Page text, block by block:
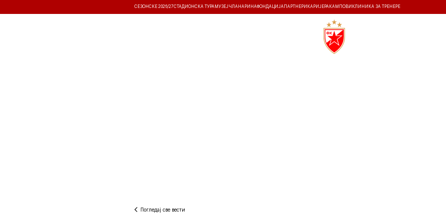
СЕЗОНСКЕ 2026/27СТАДИОНСКА ТУРА МУЗЕЈ ЧЛАНАРИНАФОНДАЦИЈА ПАРТНЕРИ КАРИЈЕРА КАМПОВИ КЛИНИКА ЗА ТРЕНЕРЕ
Погледај све вести